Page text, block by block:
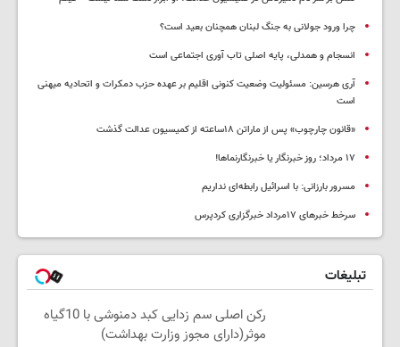
چرا ورود جولانی به جنگ لبنان همچنان بعید است؟
انسجام و همدلی، پایه اصلی تاب آوری اجتماعی است
آری هرسین: مسئولیت وضعیت کنونی اقلیم بر عهده حزب دمکرات و اتحادیه میهنی
است
«قانون چارچوب» پس از ماراتن ۱۸ساعته از کمیسیون عدالت گذشت
١٧ مرداد؛ روز خبرنگار یا خبرنگارنماها!
مسرور بارزانی: با اسرائیل رابطه‌ای نداریم
سرخط خبرهای ۱۷مرداد خبرگزاری کردپرس
تبلیغات
رکن اصلی سم زدایی کبد دمنوشی با 10گیاه
موثر(دارای مجوز وزارت بهداشت)